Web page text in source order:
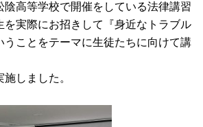
陰高等学校で開催をしている法律講習
を実際にお招きして『身近なトラブル
うことをテーマに生徒たちに向けて講
しました。